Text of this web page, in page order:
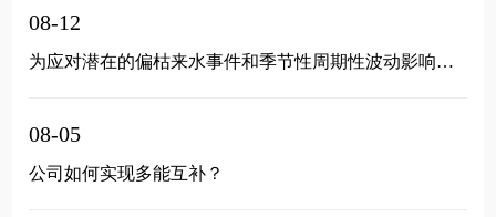
为应对潜在的偏枯来水事件和季节性周期性波动影响，公司采取了那些举措？
08-12
公司如何实现多能互补？
08-05